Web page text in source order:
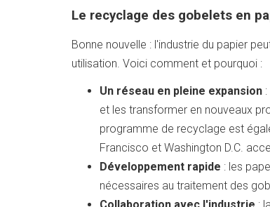
Le recyclage des gobelets en
Bonne nouvelle : l'industrie du papier
utilisation. Voici comment et pourquoi :
Un réseau en pleine expansion
et les transformer en nouveaux
programme de recyclage est
Francisco et Washington D.C.
Développement rapide : les
nécessaires au traitement des